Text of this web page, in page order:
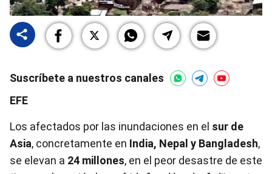
Suscríbete a nuestros canales
EFE
Los afectados por las inundaciones en el sur de
Asia, concretamente en India, Nepal y Bangladesh,
se elevan a 24 millones, en el peor desastre de este